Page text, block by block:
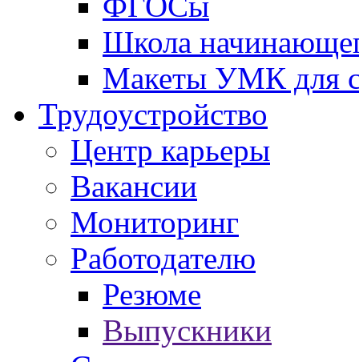
Школа
Макеты УМК для
Трудоустройство
Центр карьеры
Вакансии
Мониторинг
Работодателю
Резюме
Выпускники